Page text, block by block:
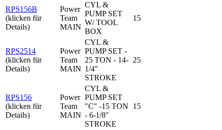
RPS156B
(klicken für
Details)
Power
Team
MAIN
CYL &
PUMP SET
W/ TOOL
BOX
15
RPS2514
(klicken für
Details)
Power
Team
MAIN
CYL &
PUMP SET -
25 TON - 14-
1/4"
STROKE
25
RPS156
(klicken für
Details)
Power
Team
MAIN
CYL &
PUMP SET
"C" -15 TON
- 6-1/8"
STROKE
15